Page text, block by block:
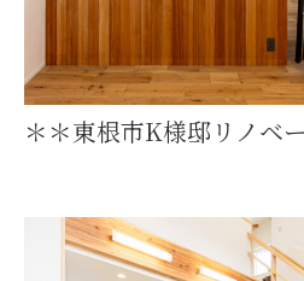
＊＊東根市K様邸リノベ